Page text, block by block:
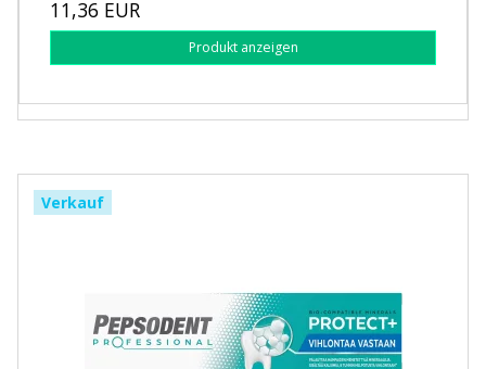
11,36 EUR
Produkt anzeigen
Verkauf